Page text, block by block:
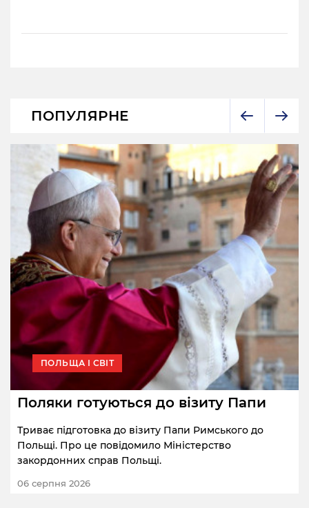
ПОПУЛЯРНЕ
ПОЛЬЩА І СВІТ
Поляки готуються до візиту Папи
Триває підготовка до візиту Папи Римського до
Польщі. Про це повідомило Міністерство
закордонних справ Польщі.
06 серпня 2026